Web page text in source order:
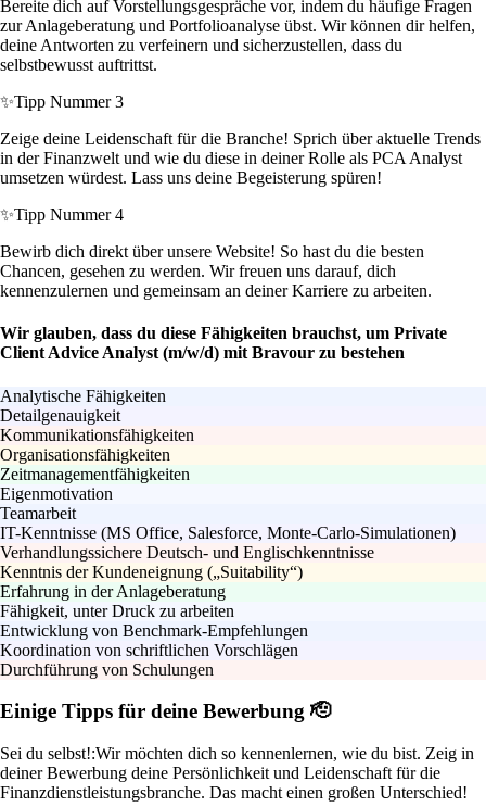
Bereite dich auf Vorstellungsgespräche vor, indem du häufige Fragen
zur Anlageberatung und Portfolioanalyse übst. Wir können dir helfen,
deine Antworten zu verfeinern und sicherzustellen, dass du
selbstbewusst auftrittst.
✨Tipp Nummer 3
Zeige deine Leidenschaft für die Branche! Sprich über aktuelle Trends
in der Finanzwelt und wie du diese in deiner Rolle als PCA Analyst
umsetzen würdest. Lass uns deine Begeisterung spüren!
✨Tipp Nummer 4
Bewirb dich direkt über unsere Website! So hast du die besten
Chancen, gesehen zu werden. Wir freuen uns darauf, dich
kennenzulernen und gemeinsam an deiner Karriere zu arbeiten.
Wir glauben, dass du diese Fähigkeiten brauchst, um Private
Client Advice Analyst (m/w/d) mit Bravour zu bestehen
Analytische Fähigkeiten
Detailgenauigkeit
Kommunikationsfähigkeiten
Organisationsfähigkeiten
Zeitmanagementfähigkeiten
Eigenmotivation
Teamarbeit
IT-Kenntnisse (MS Office, Salesforce, Monte-Carlo-Simulationen)
Verhandlungssichere Deutsch- und Englischkenntnisse
Kenntnis der Kundeneignung („Suitability“)
Erfahrung in der Anlageberatung
Fähigkeit, unter Druck zu arbeiten
Entwicklung von Benchmark-Empfehlungen
Koordination von schriftlichen Vorschlägen
Durchführung von Schulungen
Einige Tipps für deine Bewerbung 🫡
Sei du selbst!:Wir möchten dich so kennenlernen, wie du bist. Zeig in
deiner Bewerbung deine Persönlichkeit und Leidenschaft für die
Finanzdienstleistungsbranche. Das macht einen großen Unterschied!